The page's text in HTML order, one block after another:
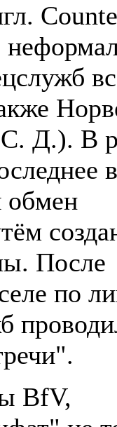
Д.). В
обмен
После
по
BfV,